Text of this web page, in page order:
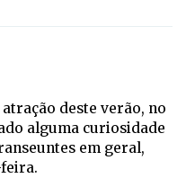
deste verão, no
alguma curiosidade
em geral,